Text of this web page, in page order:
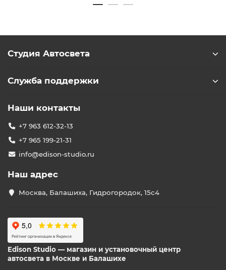
Студия Автосвета
Служба поддержки
Наши контакты
+7 963 612-32-13
+7 965 199-21-31
info@edison-studio.ru
Наш адрес
Москва, Балашиха, Гидрогородок, 15с4
Edison Studio — магазин и установочный центр
автосвета в Москве и Балашихе